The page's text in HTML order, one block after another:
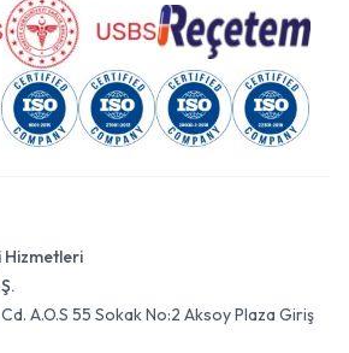
Hizmetleri
A.O.S 55 Sokak No:2 Aksoy Plaza Giriş